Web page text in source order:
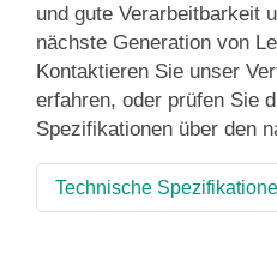
und gute Verarbeitbarkeit
nächste Generation von
Kontaktieren Sie unser
erfahren, oder prüfen Sie
Spezifikationen über den
Technische